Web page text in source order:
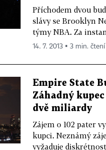
Příchodem dvou
slávy se Brooklyn
týmy NBA. Za
14. 7. 2013 ▪ 3 min. čtení
Empire State
Záhadný
dvě miliardy
Zájem o 102 pater
kupci. Neznámý
vyžaduje